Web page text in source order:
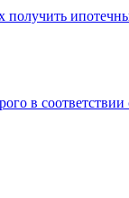
получить
в соответствии